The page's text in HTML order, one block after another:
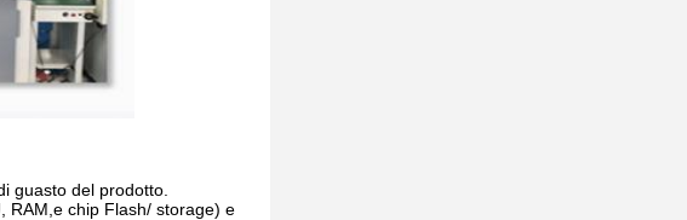
guasto del prodotto.
RAM,e chip Flash/ storage) e